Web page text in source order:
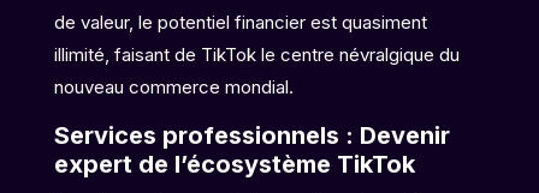
de valeur, le potentiel financier est quasiment
illimité, faisant de TikTok le centre névralgique du
nouveau commerce mondial.
Services professionnels : Devenir
expert de l’écosystème TikTok